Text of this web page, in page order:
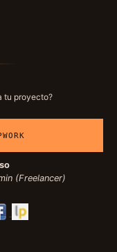
tu proyecto?
(Freelancer)